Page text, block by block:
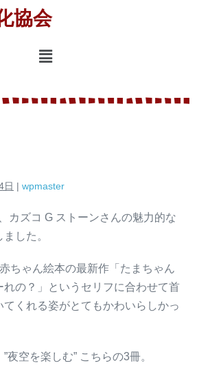
協会
日 | wpmaster
カズコ G ストーンさんの魅力的な
した。
ちゃん絵本の最新作「たまちゃん
れの？」というセリフに合わせて首
てくれる姿がとてもかわいらしかっ
空を楽しむ” こちらの3冊。